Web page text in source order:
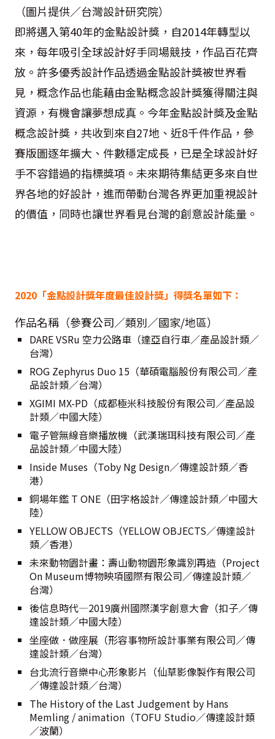
（圖片提供／台灣設計研究院）
即將邁入第40年的金點設計獎，自2014年轉型以
來，每年吸引全球設計好手同場競技，作品百花齊
放。許多優秀設計作品透過金點設計獎被世界看
見，概念作品也能藉由金點概念設計獎獲得關注與
資源，有機會讓夢想成真。今年金點設計獎及金點
概念設計獎，共收到來自27地、近8千件作品，參
賽版圖逐年擴大、件數穩定成長，已是全球設計好
手不容錯過的指標獎項。未來期待集結更多來自世
界各地的好設計，進而帶動台灣各界更加重視設計
的價值，同時也讓世界看見台灣的創意設計能量。
2020「金點設計獎年度最佳設計獎」得獎名單如下：
作品名稱（參賽公司／類別／國家/地區）
DARE VSRu 空力公路車（達亞自行車／產品設計類／
台灣）
ROG Zephyrus Duo 15（華碩電腦股份有限公司／產
品設計類／台灣）
XGIMI MX-PD（成都極米科技股份有限公司／產品設
計類／中國大陸）
電子管無線音樂播放機（武漢瑞珥科技有限公司／產
品設計類／中國大陸）
Inside Muses（Toby Ng Design／傳達設計類／香
港）
銅場年鑑 T ONE（田字格設計／傳達設計類／中國大
陸）
YELLOW OBJECTS（YELLOW OBJECTS／傳達設計
類／香港）
未來動物園計畫：壽山動物園形象識別再造（Project
On Museum博物映項國際有限公司／傳達設計類／
台灣）
後信息時代—2019廣州國際漢字創意大會（扣子／傳
達設計類／中國大陸）
坐座做．做座展（形容事物所設計事業有限公司／傳
達設計類／台灣）
台北流行音樂中心形象影片（仙草影像製作有限公司
／傳達設計類／台灣）
The History of the Last Judgement by Hans
Memling / animation（TOFU Studio／傳達設計類
／波蘭）